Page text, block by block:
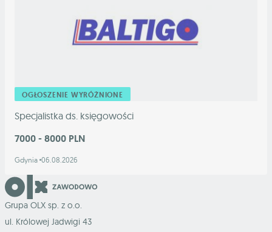
OGŁOSZENIE WYRÓŻNIONE
Specjalistka ds. księgowości
7000 - 8000 PLN
Gdynia 06.08.2026
Grupa OLX sp. z o.o.
ul. Królowej Jadwigi 43